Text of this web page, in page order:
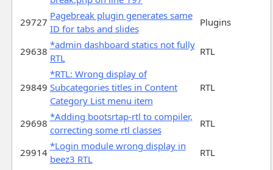
29727
Pagebreak plugin generates same
ID for tabs and slides
Plugins
29638
*admin dashboard statics not fully
RTL
RTL
29849
*RTL: Wrong display of
Subcategories titles in Content
Category List menu item
RTL
29698
*Adding bootsrtap-rtl to compiler,
correcting some rtl classes
RTL
29914
*Login module wrong display in
beez3 RTL
RTL